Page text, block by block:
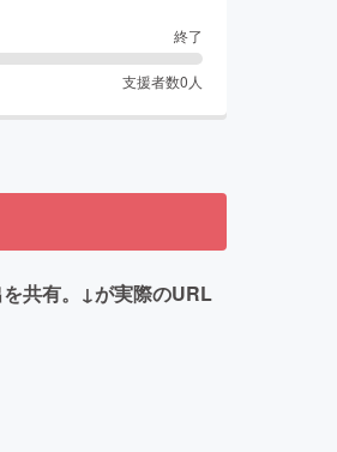
終了
支援者数0 人
共有。↓が実際のURL